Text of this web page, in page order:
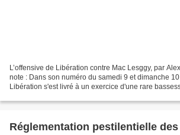
L’offensive de Libération contre Mac Lesggy, par
note : Dans son numéro du samedi 9 et dimanche
Libération s'est livré à un exercice d'une rare
Réglementation pestilentielle